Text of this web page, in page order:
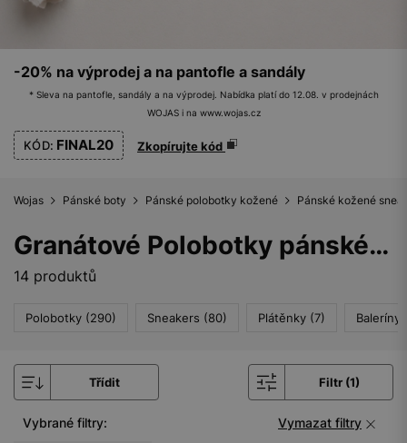
-20% na výprodej a na pantofle a sandály
* Sleva na pantofle, sandály a na výprodej. Nabídka platí do 12.08. v prodejnách
WOJAS i na www.wojas.cz
KÓD: FINAL20 Zkopírujte kód
Wojas Pánské boty Pánské polobotky kožené Pánské kožené
Granátové Polobotky pánské kožené sneakers
14 produktů
Polobotky (290) Sneakers (80) Plátěnky (7) Baleríny
Třídit Filtr (1)
Vybrané filtry: Vymazat filtry